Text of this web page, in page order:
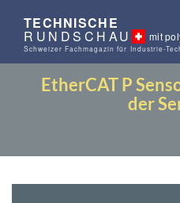
TECHNISCHE
RUNDSCHAU mit
Schweizer Fachmagazin für Industrie-
EtherCAT P
der